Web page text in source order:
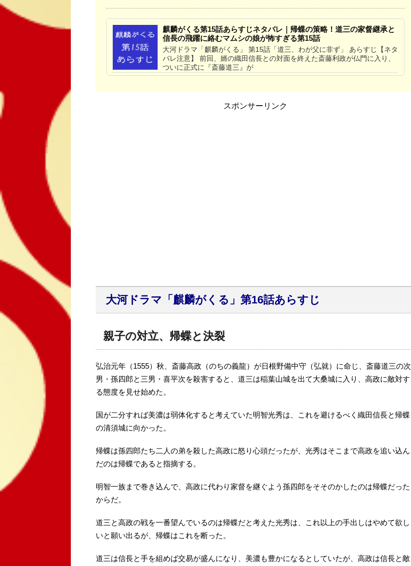
麒麟がくる第15話あらすじネタバレ｜帰蝶の策略！道三の家督継承と
信長の飛躍に絡むマムシの娘が怖すぎる第15話
大河ドラマ「麒麟がくる」 第15話「道三、わが父に非ず」 あらすじ【ネタ
バレ注意】 前回、婿の織田信長との対面を終えた斎藤利政が仏門に入り、
ついに正式に『斎藤道三』が
スポンサーリンク
大河ドラマ「麒麟がくる」 第16話あらすじ
親子の対立、帰蝶と決裂
弘治元年（1555）秋、斎藤高政（のちの義龍）が日根野備中守（弘就）に命じ、斎藤道三の次
男・孫四郎と三男・喜平次を殺害すると、道三は稲葉山城を出て大桑城に入り、高政に敵対す
る態度を見せ始めた。
国が二分すれば美濃は弱体化すると考えていた明智光秀は、これを避けるべく織田信長と帰蝶
の清須城に向かった。
帰蝶は孫四郎たち二人の弟を殺した高政に怒り心頭だったが、光秀はそこまで高政を追い込ん
だのは帰蝶であると指摘する。
明智一族まで巻き込んで、高政に代わり家督を継ぐよう孫四郎をそそのかしたのは帰蝶だった
からだ。
道三と高政の戦を一番望んでいるのは帰蝶だと考えた光秀は、これ以上の手出しはやめて欲し
いと願い出るが、帰蝶はこれを断った。
道三は信長と手を組めば交易が盛んになり、美濃も豊かになるとしていたが、高政は信長と敵